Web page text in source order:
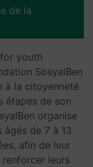
de la
youth
SosyalBen
à la citoyenneté
étapes de son
organise
de 7 à 13
afin de leur
leurs